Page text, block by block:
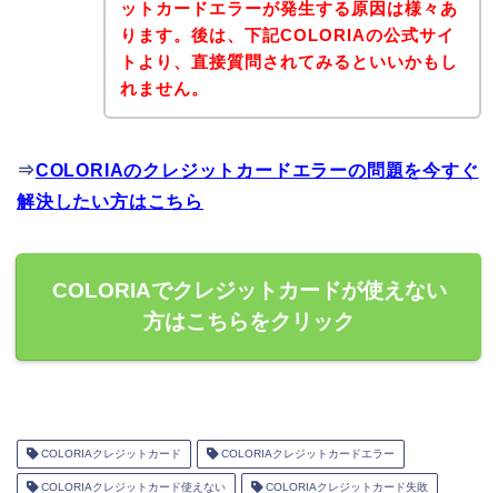
ットカードエラーが発生する原因は様々あ
ります。後は、下記COLORIAの公式サイ
トより、直接質問されてみるといいかもし
れません。
⇒COLORIAのクレジットカードエラーの問題を今すぐ
解決したい方はこちら
COLORIAでクレジットカードが使えない
方はこちらをクリック
COLORIAクレジットカード COLORIAクレジットカードエラー
COLORIAクレジットカード使えない COLORIAクレジットカード失敗